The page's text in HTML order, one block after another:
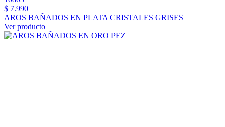
$ 7.990
AROS BAÑADOS EN PLATA CRISTALES GRISES
Ver producto